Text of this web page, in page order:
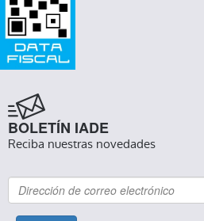
BOLETÍN IADE
Reciba nuestras novedades